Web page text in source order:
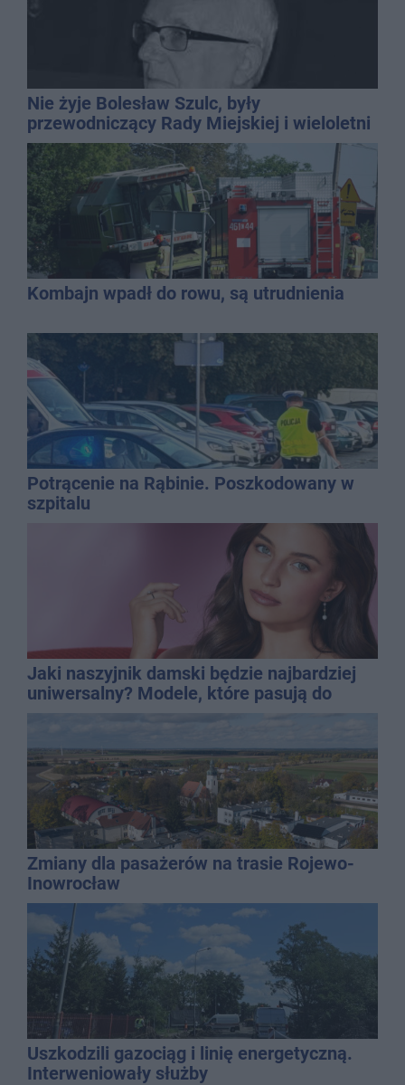
Nie żyje Bolesław Szulc, były
przewodniczący Rady Miejskiej i wieloletni
dyrektor SP 14
Kombajn wpadł do rowu, są utrudnienia
Potrącenie na Rąbinie. Poszkodowany w
szpitalu
Jaki naszyjnik damski będzie najbardziej
uniwersalny? Modele, które pasują do
wielu stylizacji
Zmiany dla pasażerów na trasie Rojewo-
Inowrocław
Uszkodzili gazociąg i linię energetyczną.
Interweniowały służby